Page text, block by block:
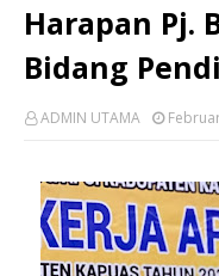
Harapan Pj.
Bidang
ADMIN UTAMA